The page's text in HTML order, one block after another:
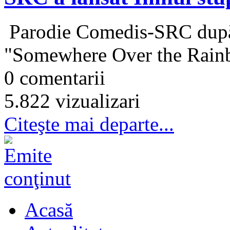
Parodie Comedis-SRC
"Somewhere Over the
0 comentarii
5.822 vizualizari
Citeşte mai departe...
Acasă